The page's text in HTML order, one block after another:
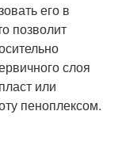
его в
позволит
слоя
или
пеноплексом.